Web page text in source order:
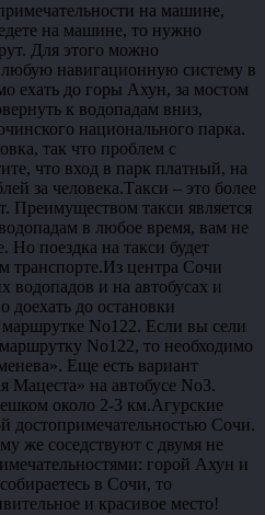
на машине,
на машине, то нужно
Для этого можно
любую навигационную систему в
ехать до горы Ахун, за мостом
к водопадам вниз,
национального парка.
так что проблем с
что вход в парк платный, на
за человека.Такси – это более
Преимуществом такси является
в любое время, вам не
Но поездка на такси будет
транспорте.Из центра Сочи
водопадов и на автобусах и
доехать до остановки
No122. Если вы сели
No122, то необходимо
Еще есть вариант
Мацеста» на автобусе No3.
около 2-3 км.Агурские
достопримечательностью Сочи.
же соседствуют с двумя не
горой Ахун и
в Сочи, то
и красивое место!